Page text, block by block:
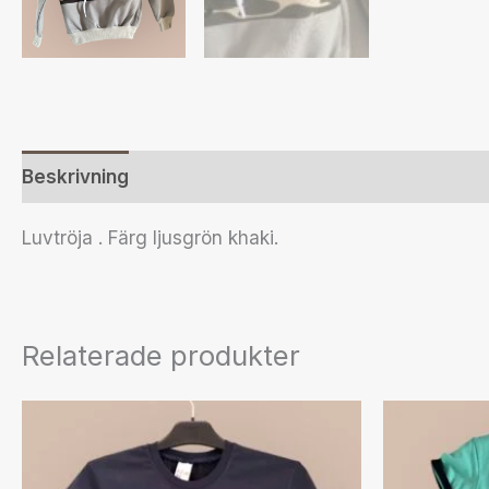
Beskrivning
Luvtröja . Färg ljusgrön khaki.
Relaterade produkter
Den
här
produkten